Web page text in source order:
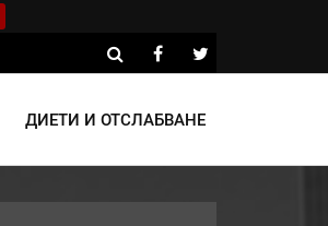
ДИЕТИ И ОТСЛАБВАНЕ